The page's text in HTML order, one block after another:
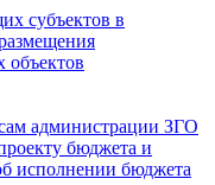
субъектов в
объектов
администрации ЗГО
бюджета и
исполнении бюджета